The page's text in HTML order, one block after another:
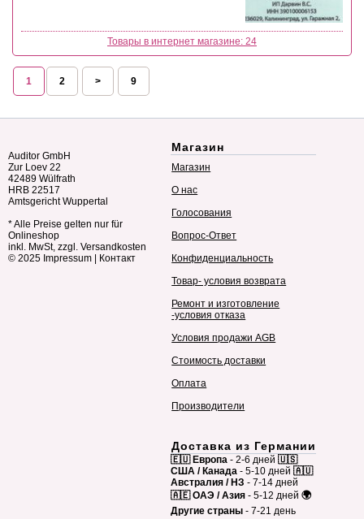
Товары в интернет магазине: 24
1 2 > 9
Auditor GmbH
Zur Loev 22
42489 Wülfrath
HRB 22517
Amtsgericht Wuppertal
* Alle Preise gelten nur für
Onlineshop
inkl. MwSt, zzgl. Versandkosten
© 2025 Impressum | Контакт
Магазин
Магазин
О нас
Голосования
Вопрос-Ответ
Конфиденциальность
Товар- условия возврата
Ремонт и изготовление
-условия отказа
Условия продажи AGB
Стоимость доставки
Оплата
Производители
Доставка из Германии
🇪🇺 Европа - 2-6 дней 🇺🇸
США / Канада - 5-10 дней 🇦🇺
Австралия / НЗ - 7-14 дней
🇦🇪 ОАЭ / Азия - 5-12 дней 🌍
Другие страны - 7-21 день